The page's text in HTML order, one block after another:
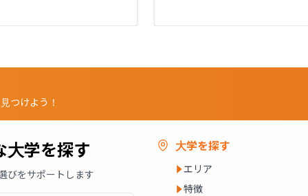
つけよう！
大学を探す
びをサポートします
大学を探す
エリア
特徴